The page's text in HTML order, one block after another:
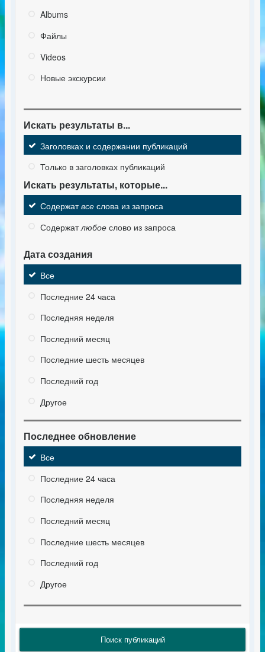
Albums
Файлы
Videos
Новые экскурсии
Искать результаты в...
Заголовках и содержании публикаций
Только в заголовках публикаций
Искать результаты, которые...
Содержатвсе слова из запроса
Содержатлюбое слово из запроса
Дата создания
Все
Последние 24 часа
Последняя неделя
Последний месяц
Последние шесть месяцев
Последний год
Другое
Последнее обновление
Все
Последние 24 часа
Последняя неделя
Последний месяц
Последние шесть месяцев
Последний год
Другое
Поиск публикаций